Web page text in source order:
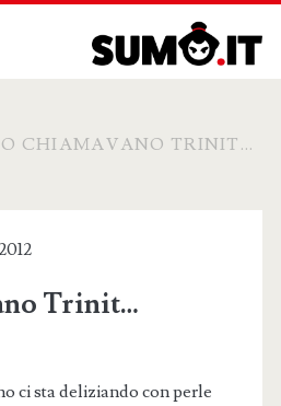
CHIAMAVANO TRINIT…
Trinit…
ci sta deliziando con perle